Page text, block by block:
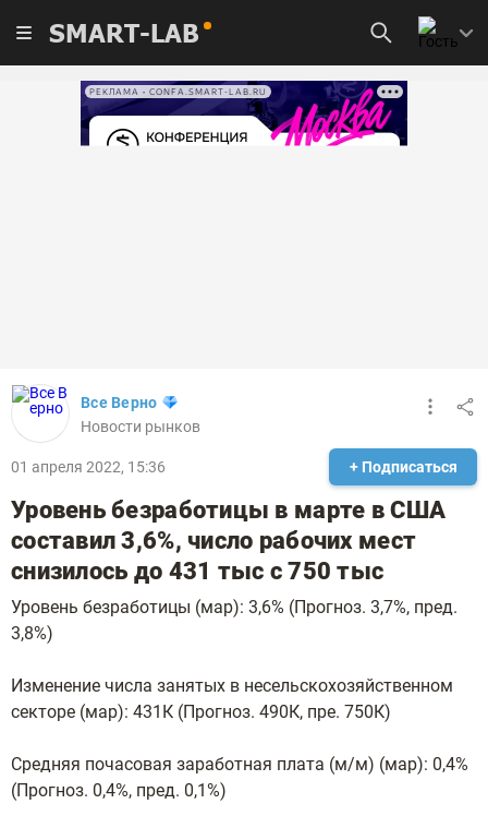
SMART-LAB
РЕКЛАМА • CONFA.SMART-LAB.RU
Все Верно
Новости рынков
01 апреля 2022, 15:36 + Подписаться
Уровень безработицы в марте в США
составил 3,6%, число рабочих мест
снизилось до 431 тыс с 750 тыс
Уровень безработицы (мар): 3,6% (Прогноз. 3,7%, пред.
3,8%)
Изменение числа занятых в несельскохозяйственном
секторе (мар): 431К (Прогноз. 490К, пре. 750К)
Средняя почасовая заработная плата (м/м) (мар): 0,4%
(Прогноз. 0,4%, пред. 0,1%)